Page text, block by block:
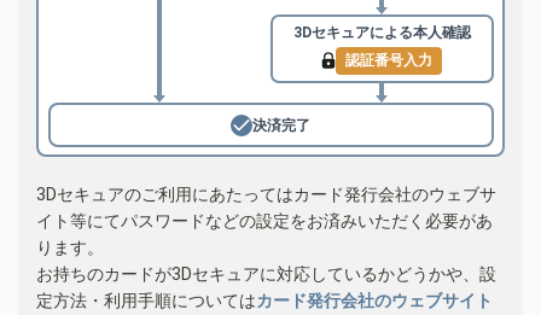
3Dセキュアによる本人確認
認証番号入力
決済完了
3Dセキュアのご利用にあたってはカード発行会社のウェブサ
イト等にてパスワードなどの設定をお済みいただく必要があ
ります。
お持ちのカードが3Dセキュアに対応しているかどうかや、設
定方法・利用手順についてはカード発行会社のウェブサイト